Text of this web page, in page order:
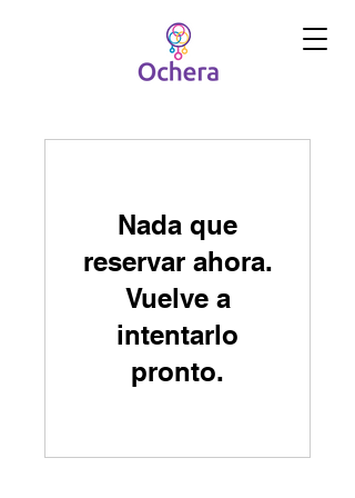
Nada que
reservar ahora.
Vuelve a
intentarlo
pronto.